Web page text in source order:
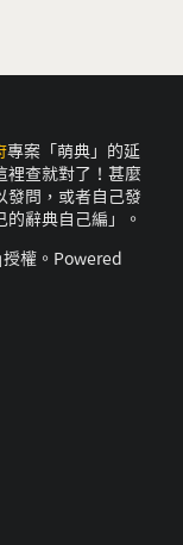
專案「萌典」的延
裡查就對了！甚麼
發問，或者自己發
辭典自己編」。
授權。Powered